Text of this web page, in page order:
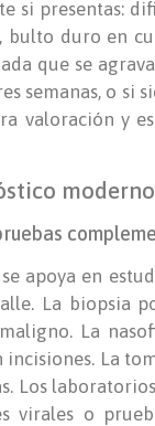
si presentas:
bulto duro en
que se
semanas, o si
valoración y
apoya en
La biopsia
La
La
Los
virales o